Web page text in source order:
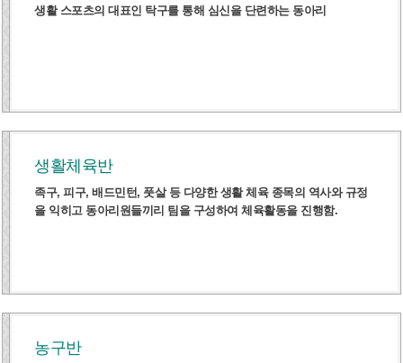
생활 스포츠의 대표인 탁구를 통해 심신을 단련하는 동아리
생활체육반
족구, 피구, 배드민턴, 풋살 등 다양한 생활 체육 종목의 역사와 규정
을 익히고 동아리원들끼리 팀을 구성하여 체육활동을 진행함.
농구반